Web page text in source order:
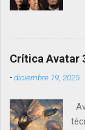
Crítica Avatar
-diciembre 19, 2025